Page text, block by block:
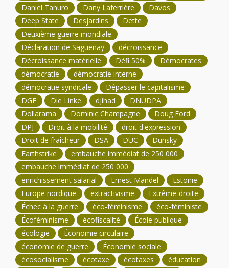
Daniel Tanuro
Dany Laferrière
Davos
Deep State
Desjardins
Dette
Deuxième guerre mondiale
Déclaration de Saguenay
décroissance
Décroissance matérielle
Défi 50%
Démocrates
démocratie
démocratie interne
démocratie syndicale
Dépasser le capitalisme
DGE
Die Linke djihad
DNUDPA
Dollarama
Dominic Champagne
Doug Ford
DPJ
Droit à la mobilité
droit d'expression
Droit de fraîcheur
DSA DUC
Dunsky
Earthstrike
embauche immédiat de 250 000
embauche immédiat de 250 000
enrichissement salarial
Ernest Mandel
Estonie
Europe nordique
extractivisme
Extrême-droite
Échec à la guerre
éco-féminisme
éco-féministe
Écoféminisme
écofiscalité
École publique
écologie
Économie circulaire
économie de guerre
Économie sociale
écosocialisme
écotaxe écotaxes
éducation